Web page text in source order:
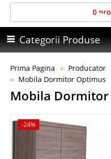
0
Categorii Produse
Prima Pagina Producator
Mobila Dormitor Optimus
Mobila
-24%